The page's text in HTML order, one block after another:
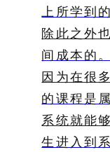
上所学到
除此之外
间成本的
因为在很
的课程是
系统就能
生进入到